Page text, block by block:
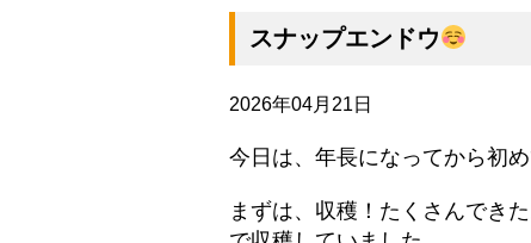
スナップエンドウ
2026年04月21日
今日は、年長になってから初
まずは、収穫！たくさんでき